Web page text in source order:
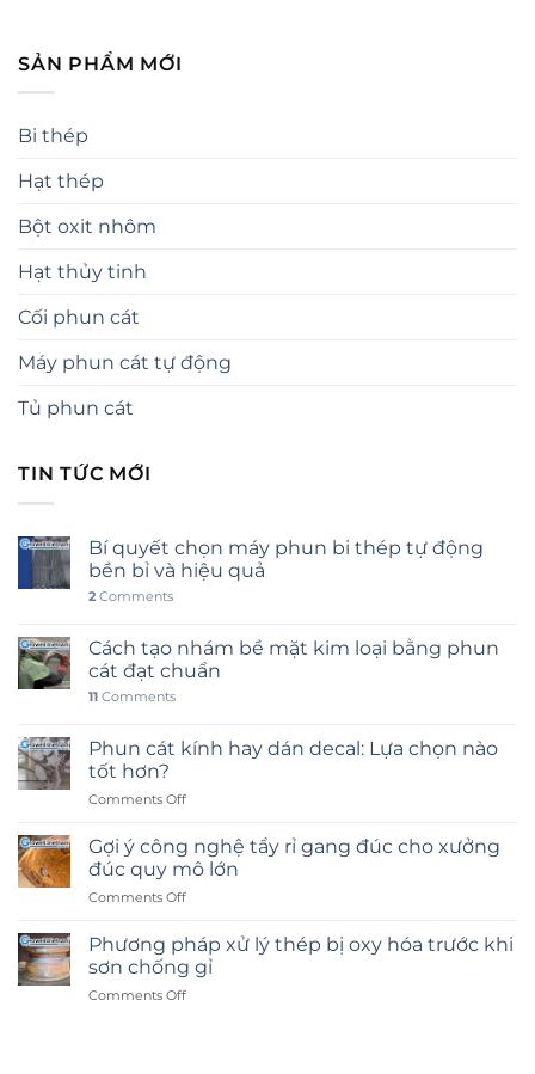
SẢN PHẨM MỚI
Bi thép
Hạt thép
Bột oxit nhôm
Hạt thủy tinh
Cối phun cát
Máy phun cát tự động
Tủ phun cát
TIN TỨC MỚI
Bí quyết chọn máy phun bi thép tự động
bền bỉ và hiệu quả
2Comments
Cách tạo nhám bề mặt kim loại bằng phun
cát đạt chuẩn
11 Comments
Phun cát kính hay dán decal: Lựa chọn nào
tốt hơn?
Comments Offon
cát
kính
hay
dán
Lựa
chọn
nào
Gợi ý công nghệ tẩy rỉ gang đúc cho xưởng
đúc quy mô lớn
Comments Offon
ý
công
nghệ
tẩy
Phương pháp xử lý thép bị oxy hóa trước khi
sơn chống gỉ
Comments Offon